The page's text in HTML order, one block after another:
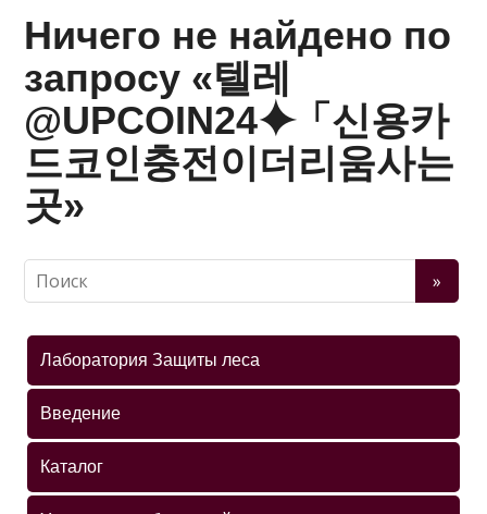
Ничего не найдено по
запросу «텔레
@UPCOIN24⯌「신용카
드코인충전이더리움사는
곳»
Лаборатория Защиты леса
Введение
Каталог